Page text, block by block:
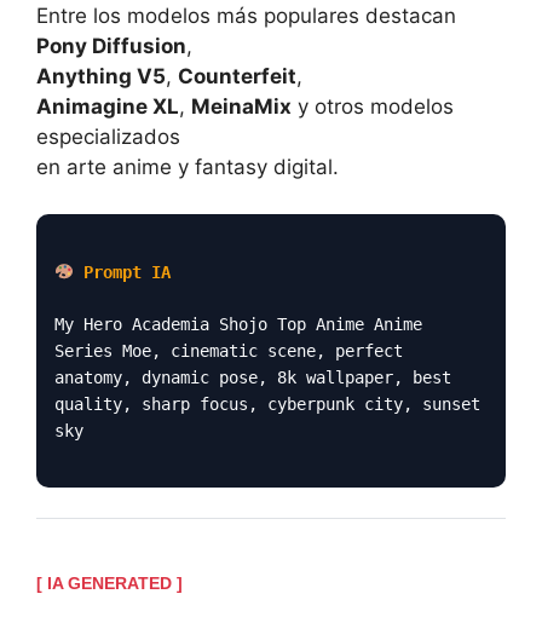
Entre los modelos más populares destacan
Pony Diffusion,
Anything V5, Counterfeit,
Animagine XL, MeinaMix y otros modelos
especializados
en arte anime y fantasy digital.
Prompt IA
My Hero Academia Shojo Top Anime Anime
Series Moe, cinematic scene, perfect
anatomy, dynamic pose, 8k wallpaper, best
quality, sharp focus, cyberpunk city, sunset
sky
[ IA GENERATED ]